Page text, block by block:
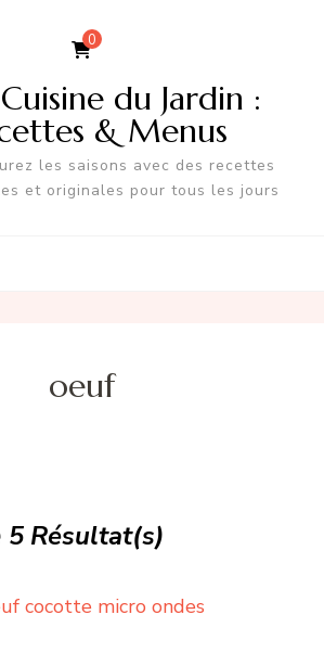
0
du Jardin :
& Menus
les saisons avec des recettes
et originales pour tous les jours
oeuf
5 Résultat(s)